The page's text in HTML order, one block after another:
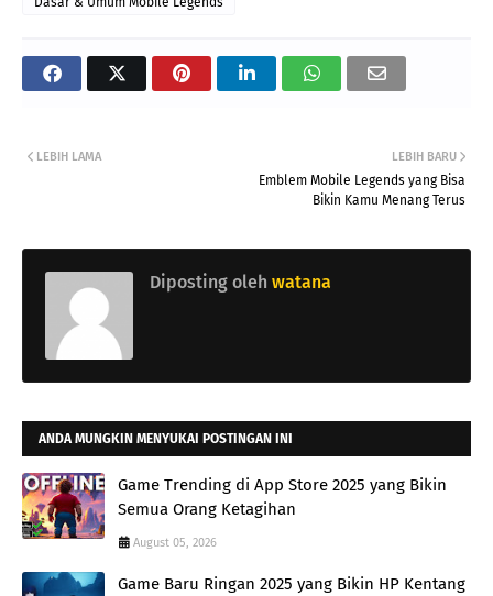
LEBIH BARU
Emblem Mobile Legends yang Bisa
Bikin Kamu Menang Terus
LEBIH LAMA
Diposting oleh watana
ANDA MUNGKIN MENYUKAI POSTINGAN INI
Game Trending di App Store 2025 yang Bikin
Semua Orang Ketagihan
August 05, 2026
Game Baru Ringan 2025 yang Bikin HP Kentang